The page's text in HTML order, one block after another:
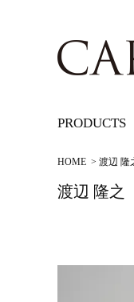
PRODUCTS
HOME > 渡辺 隆
渡辺 隆之